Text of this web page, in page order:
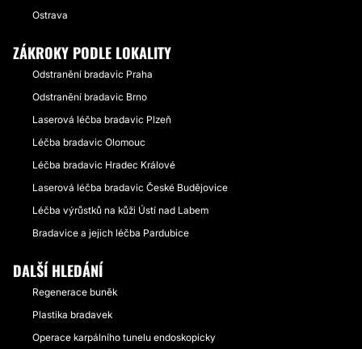
Ostrava
ZÁKROKY PODLE LOKALITY
Odstranění bradavic Praha
Odstranění bradavic Brno
Laserová léčba bradavic Plzeň
Léčba bradavic Olomouc
Léčba bradavic Hradec Králové
Laserová léčba bradavic České Budějovice
Léčba výrůstků na kůži Ústí nad Labem
Bradavice a jejich léčba Pardubice
DALŠÍ HLEDÁNÍ
Regenerace buněk
Plastika bradavek
Operace karpálního tunelu endoskopicky